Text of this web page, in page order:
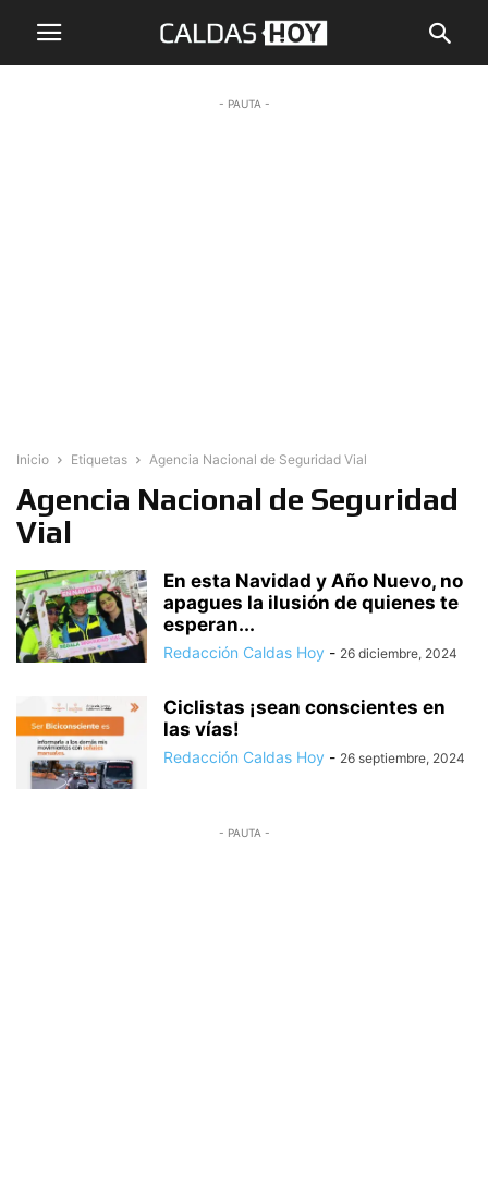
- PAUTA -
Inicio Etiquetas Agencia Nacional de Seguridad Vial
Agencia Nacional de Seguridad
Vial
En esta Navidad y Año Nuevo, no
apagues la ilusión de quienes te
esperan...
Redacción Caldas Hoy - 26 diciembre, 2024
Ciclistas ¡sean conscientes en
las vías!
Redacción Caldas Hoy - 26 septiembre, 2024
- PAUTA -